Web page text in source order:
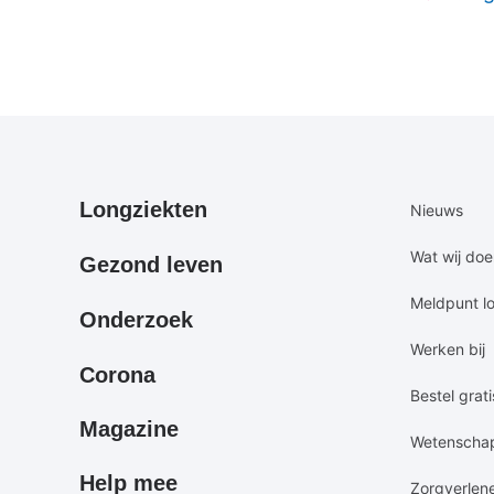
Primair
Longziekten
Gezond leven
Onderzoek
Corona
Magazine
Help mee
Secundaire
Nieuws
Wat wij
Meldpunt
Werken bij
Bestel